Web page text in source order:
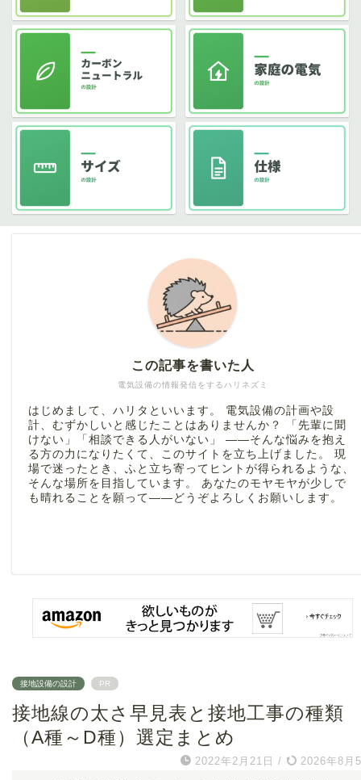
電気設備の情報発信をするハリネズミ
この記事を書いた人
はじめまして、ハリタといいます。 電気設備の計画や設
計、むずかしいと感じたことはありませんか？ 「先輩に聞
けない」「相談できる人がいない」 ――そんな悩みを抱え
る方の力になりたくて、このサイトを立ち上げました。 現
場で迷ったとき、ふと立ち寄ってヒントが得られるような、
そんな場所を目指しています。 あなたのモヤモヤが少しで
も晴れることを願って――どうぞよろしくお願いします。
接地設備の設計 PR
接地線の太さ早見表と接地工事の種類
（A種～D種）選定まとめ
2022年2月21日 / 2026年8月